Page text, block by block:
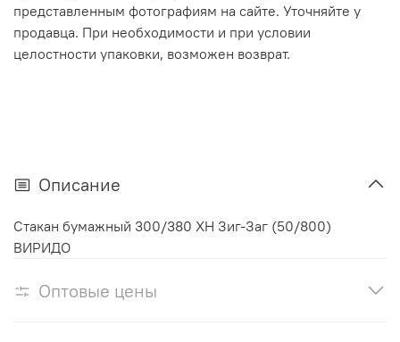
представленным фотографиям на сайте. Уточняйте у
продавца. При необходимости и при условии
целостности упаковки, возможен возврат.
Описание
Стакан бумажный 300/380 ХН Зиг-Заг (50/800)
ВИРИДО
Оптовые цены